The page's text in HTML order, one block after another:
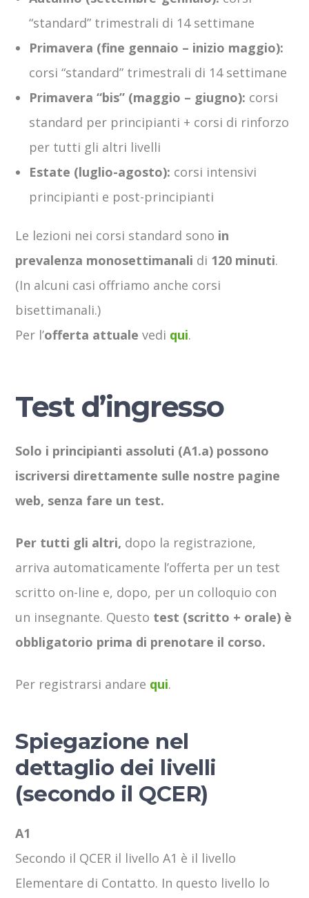
“standard” trimestrali di 14 settimane
Primavera (fine gennaio – inizio maggio):
corsi “standard” trimestrali di 14 settimane
Primavera “bis” (maggio – giugno): corsi
standard per principianti + corsi di rinforzo
per tutti gli altri livelli
Estate (luglio-agosto): corsi intensivi
principianti e post-principianti
Le lezioni nei corsi standard sono in
prevalenza monosettimanali di 120 minuti.
(In alcuni casi offriamo anche corsi
bisettimanali.)
Per l’offerta attuale vedi qui.
Test d’ingresso
Solo i principianti assoluti (A1.a) possono
iscriversi direttamente sulle nostre pagine
web, senza fare un test.
Per tutti gli altri, dopo la registrazione,
arriva automaticamente l’offerta per un test
scritto on-line e, dopo, per un colloquio con
un insegnante. Questo test (scritto + orale) è
obbligatorio prima di prenotare il corso.
Per registrarsi andare qui.
Spiegazione nel
dettaglio dei livelli
(secondo il QCER)
A1
Secondo il QCER il livello A1 è il livello
Elementare di Contatto. In questo livello lo